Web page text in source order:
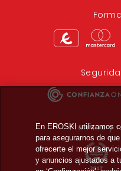
Premios y
En EROSKI utilizamos
para asegurarnos de
ofrecerte el mejor
y anuncios ajustados a